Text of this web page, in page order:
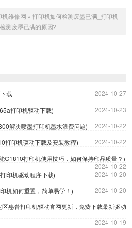
机维修网 » 打印机如何检测废墨已满_打印机
测废墨已满的原因?
载
2024-10-27
打印机驱动下载)
2024-10-23
解决喷墨打印机墨水浪费问题)
2024-10-22
打印机驱动下载及安装教程)
2024-10-22
G1810打印机使用技巧，如何保持印品质量？)
2024-10-22
印机驱动程序下载)
2024-10-20
机如何重置，简单易学！)
2024-10-20
惠普打印机驱动官网更新，免费下载最新驱动
2024-10-19